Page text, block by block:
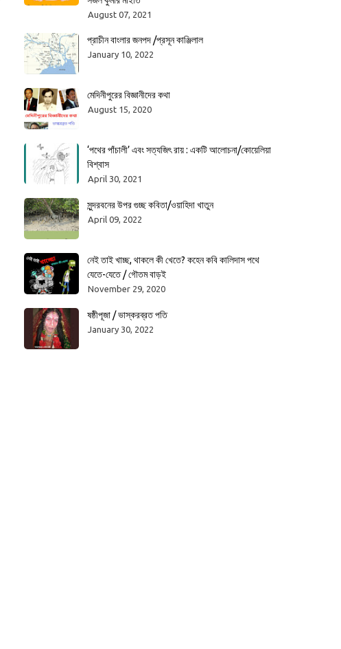
August 07, 2021
প্রাচীন বাংলার জনপদ /প্রসূন কাঞ্জিলাল
January 10, 2022
মেদিনীপুরের বিজ্ঞানীদের কথা
August 15, 2020
‘পথের পাঁচালী’ এবং সত্যজিৎ রায় : একটি আলোচনা/কোয়েলিয়া
বিশ্বাস
April 30, 2021
সুন্দরবনের উপর গুচ্ছ কবিতা/ওয়াহিদা খাতুন
April 09, 2022
নেই তাই খাচ্ছ, থাকলে কী খেতে? কহেন কবি কালিদাস পথে
যেতে-যেতে / গৌতম বাড়ই
November 29, 2020
ষষ্ঠীপূজা / ভাস্করব্রত পতি
January 30, 2022